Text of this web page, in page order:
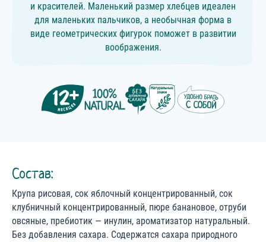
и красителей. Маленький размер хлебцев идеален
для маленьких пальчиков, а необычная форма в
виде геометрических фигурок поможет в развитии
воображения.
Состав:
Крупа рисовая, сок яблочный концентрированный, сок
клубничный концентрированный, пюре банановое, отруби
овсяные, пребиотик — инулин, ароматизатор натуральный.
Без добавления сахара. Содержатся сахара природного